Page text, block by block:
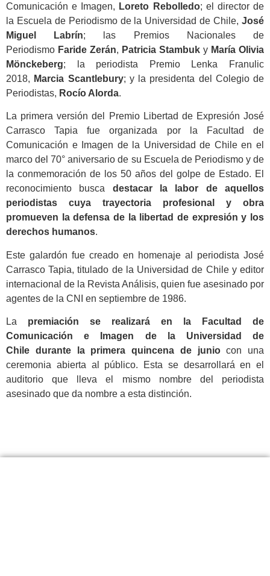
Comunicación e Imagen, Loreto Rebolledo; el director de
la Escuela de Periodismo de la Universidad de Chile, José
Miguel Labrín; las Premios Nacionales de
Periodismo Faride Zerán, Patricia Stambuk y María Olivia
Mönckeberg; la periodista Premio Lenka Franulic
2018, Marcia Scantlebury; y la presidenta del Colegio de
Periodistas, Rocío Alorda.
La primera versión del Premio Libertad de Expresión José
Carrasco Tapia fue organizada por la Facultad de
Comunicación e Imagen de la Universidad de Chile en el
marco del 70° aniversario de su Escuela de Periodismo y de
la conmemoración de los 50 años del golpe de Estado. El
reconocimiento busca destacar la labor de aquellos
periodistas cuya trayectoria profesional y obra
promueven la defensa de la libertad de expresión y los
derechos humanos.
Este galardón fue creado en homenaje al periodista José
Carrasco Tapia, titulado de la Universidad de Chile y editor
internacional de la Revista Análisis, quien fue asesinado por
agentes de la CNI en septiembre de 1986.
La premiación se realizará en la Facultad de
Comunicación e Imagen de la Universidad de
Chile durante la primera quincena de juniocon una
ceremonia abierta al público. Esta se desarrollará en el
auditorio que lleva el mismo nombre del periodista
asesinado que da nombre a esta distinción.